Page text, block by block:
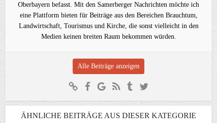
Oberbayern befasst. Mit den Samerberger Nachrichten möchte ich
eine Plattform bieten für Beiträge aus den Bereichen Brauchtum,
Landwirtschaft, Tourismus und Kirche, die sonst vielleicht in den
Medien keinen breiten Raum bekommen würden.
Alle Beiträge anzeigen
ÄHNLICHE BEITRÄGE AUS DIESER KATEGORIE